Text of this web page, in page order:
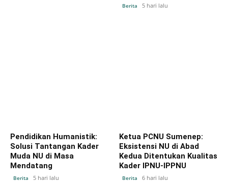
Berita 5 hari lalu
Pendidikan Humanistik:
Solusi Tantangan Kader
Muda NU di Masa
Mendatang
Berita 5 hari lalu
Ketua PCNU Sumenep:
Eksistensi NU di Abad
Kedua Ditentukan Kualitas
Kader IPNU-IPPNU
Berita 6 hari lalu